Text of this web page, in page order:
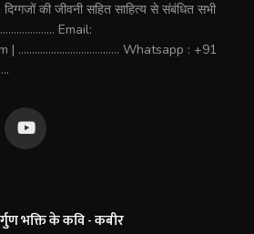
की जीवनी सहित साहित्य से संबंधित सभी
Email:
..................................... Whatsapp : +91
भक्ति के कवि - कबीर